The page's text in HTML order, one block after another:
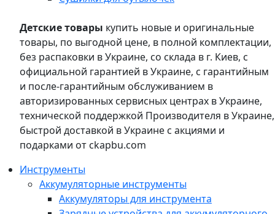
Детские товары купить новые и оригинальные
товары, по выгодной цене, в полной комплектации,
без распаковки в Украине, со склада в г. Киев, с
официальной гарантией в Украине, с гарантийным
и после-гарантийным обслуживанием в
авторизированных сервисных центрах в Украине,
технической поддержкой Производителя в Украине,
быстрой доставкой в Украине с акциями и
подарками от ckapbu.com
Инструменты
Аккумуляторные инструменты
Аккумуляторы для инструмента